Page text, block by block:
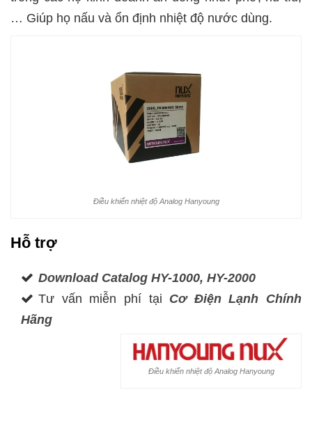
… Giúp họ nấu và ổn định nhiệt độ nước dùng.
Điều khiển nhiệt độ Analog Hanyoung
Hỗ trợ
Download Catalog HY-1000, HY-2000
Tư vấn miễn phí tại Cơ Điện Lạnh Chính
Hãng
Điều khiển nhiệt độ Analog Hanyoung